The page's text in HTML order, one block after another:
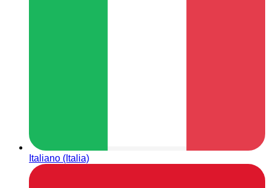
Italiano (Italia)